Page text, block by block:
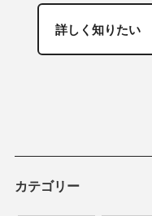
詳しく知りたい
カテゴリー